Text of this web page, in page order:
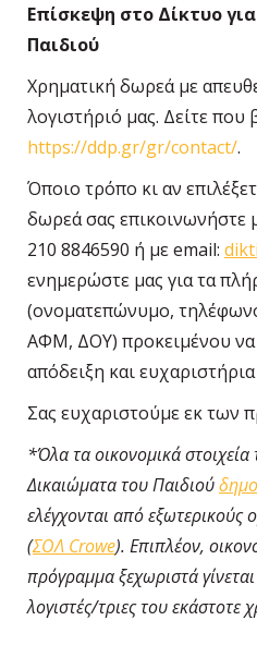
Επίσκεψη στο Δίκτυο
Παιδιού
Χρηματική δωρεά με
λογιστήριό μας. Δείτε που
https://ddp.gr/gr/contact/.
Όποιο τρόπο κι αν
δωρεά σας επικοινωνήστε
210 8846590 ή με email:
ενημερώστε μας για τα
(ονοματεπώνυμο,
ΑΦΜ, ΔΟΥ) προκειμένου να
απόδειξη και
Σας ευχαριστούμε εκ των
*Όλα τα οικονομικά στοιχεία
Δικαιώματα του Παιδιού
ελέγχονται από εξωτερικούς
(ΣΟΛ Crowe). Επιπλέον,
πρόγραμμα ξεχωριστά
λογιστές/τριες του εκάστοτε